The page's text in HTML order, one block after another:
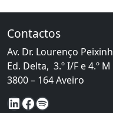
Contactos
Av. Dr. Lourenço
Ed. Delta, 3.º I/F e 4.º M
3800 – 164 Aveiro
LinkedIn
Facebook
Spotify